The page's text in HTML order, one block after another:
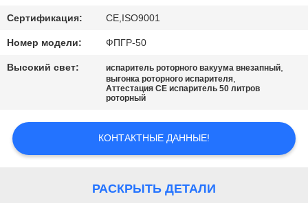
НОВОСТИ
СПРОСИТЕ
КАРТА
САЙТА
ПОЛИТИКА
Сертификация: CE,ISO9001
Номер модели: ФПГР-50
Высокий свет: испаритель роторного вакуума внезапный,
выгонка роторного испарителя,
Аттестация CE испаритель 50 литров
роторный
КОНТАКТНЫЕ ДАННЫЕ!
РАСКРЫТЬ ДЕТАЛИ